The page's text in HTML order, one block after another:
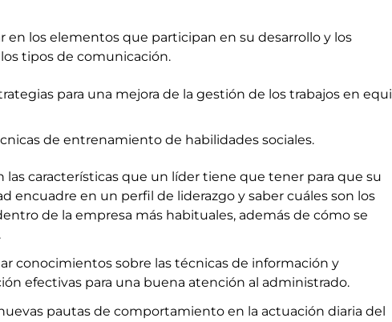
en los elementos que participan en su desarrollo y los
tipos de comunicación.
para una mejora de la gestión de los trabajos en
de entrenamiento de habilidades sociales.
las características que un líder tiene que tener para que su
encuadre en un perfil de liderazgo y saber cuáles son los
de la empresa más habituales, además de cómo se
conocimientos sobre las técnicas de información y
efectivas para una buena atención al administrado.
pautas de comportamiento en la actuación diaria del